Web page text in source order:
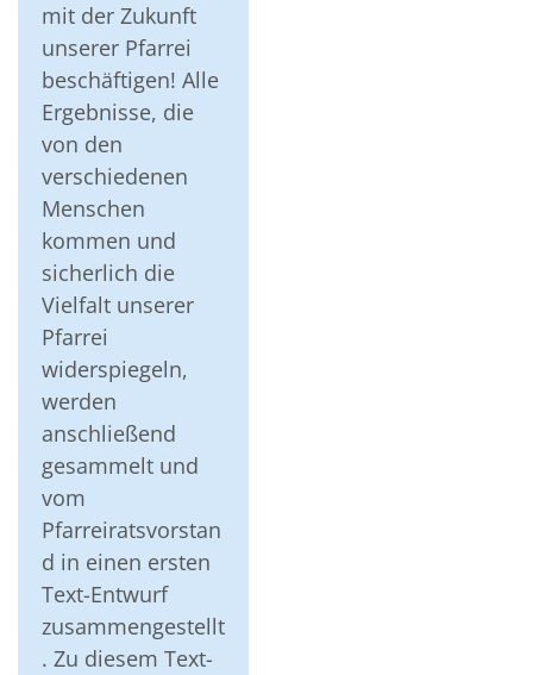
mit der Zukunft
unserer Pfarrei
beschäftigen! Alle
Ergebnisse, die
von den
verschiedenen
Menschen
kommen und
sicherlich die
Vielfalt unserer
Pfarrei
widerspiegeln,
werden
anschließend
gesammelt und
vom
Pfarreiratsvorstan
d in einen ersten
Text-Entwurf
zusammengestellt
. Zu diesem Text-